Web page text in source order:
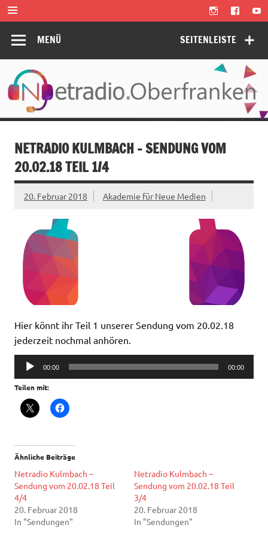
Zum
Inhalt
springen
SEITENLEISTE
MENÜ
NETRADIO KULMBACH – SENDUNG VOM
20.02.18 TEIL 1/4
20. Februar 2018 Akademie für Neue Medien
Hier könnt ihr Teil 1 unserer Sendung vom 20.02.18
jederzeit nochmal anhören.
Audio-
Player
00:00 00:00
Teilen mit:
Ähnliche Beiträge
Netradio Kulmbach –
Sendung vom 20.02.18 Teil
4/4
20. Februar 2018
In "Sendungen"
Netradio Kulmbach –
Sendung vom 20.02.18 Teil
3/4
20. Februar 2018
In "Sendungen"